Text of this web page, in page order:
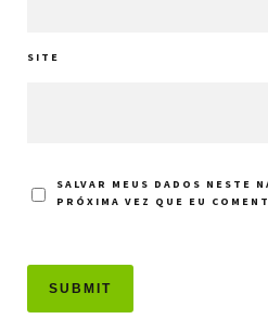
SITE
SALVAR MEUS DADOS NESTE
PRÓXIMA VEZ QUE EU